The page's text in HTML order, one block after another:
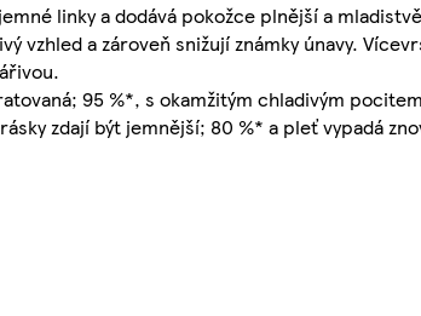
linky a dodává pokožce plnější a
vzhled a zároveň snižují známky únavy.
95 %*, s okamžitým chladivým
zdají být jemnější; 80 %* a pleť vypadá